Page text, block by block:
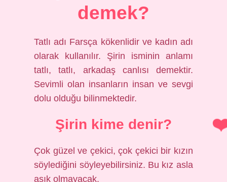
demek?
Tatlı adı Farsça kökenlidir ve kadın adı
olarak kullanılır. Şirin isminin anlamı
tatlı, tatlı, arkadaş canlısı demektir.
Sevimli olan insanların insan ve sevgi
dolu olduğu bilinmektedir.
Şirin kime denir?
Çok güzel ve çekici, çok çekici bir kızın
söylediğini söyleyebilirsiniz. Bu kız asla
aşık olmayacak.